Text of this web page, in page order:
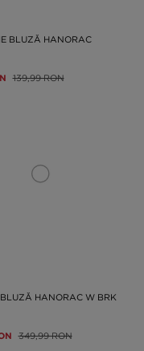
BLUZĂ HANORAC
139,99 RON
HANORAC W BRK
349,99 RON